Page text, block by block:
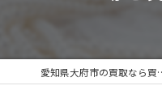
愛知県大府市の